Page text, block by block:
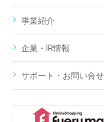
事業紹介
企業・IR情報
サポート・お問い合せ